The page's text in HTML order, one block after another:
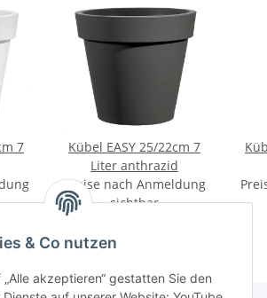
7
Kübel EASY 25/22cm 7
Liter anthrazid
Preise nach Anmeldung
sichtbar
& Co nutzen
akzeptieren“ gestatten Sie den